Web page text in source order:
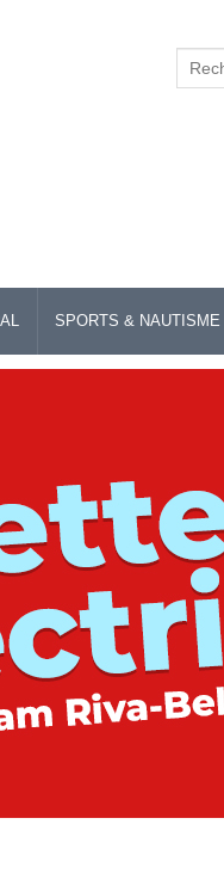
Search
for:
SPORTS & NAUTISME